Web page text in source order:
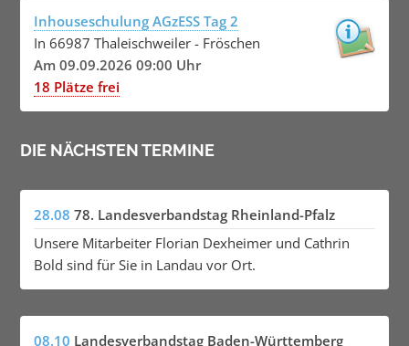
Inhouseschulung AGzESS Tag 2
In 66987 Thaleischweiler - Fröschen
Am 09.09.2026 09:00 Uhr
18 Plätze frei
DIE NÄCHSTEN TERMINE
28.08 78. Landesverbandstag Rheinland-Pfalz
Unsere Mitarbeiter Florian Dexheimer und Cathrin
Bold sind für Sie in Landau vor Ort.
08.10 Landesverbandstag Baden-Württemberg